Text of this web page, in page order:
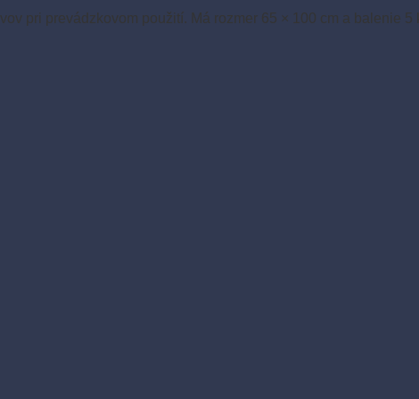
pri prevádzkovom použití. Má rozmer 65 × 100 cm a balenie 5